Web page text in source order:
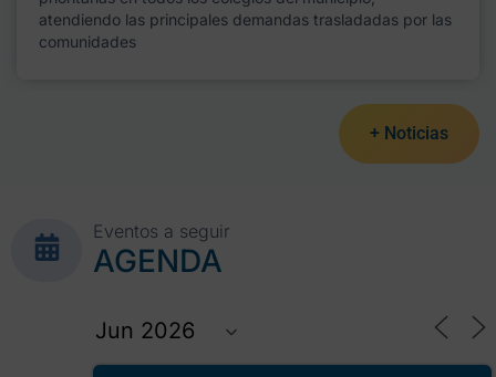
atendiendo las principales demandas trasladadas por las
comunidades
+ Noticias
Eventos a seguir
AGENDA